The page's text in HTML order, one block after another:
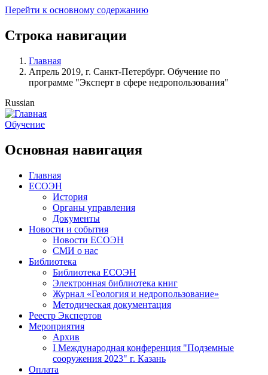
Перейти к основному содержанию
Строка навигации
Главная
Апрель 2019, г. Санкт-Петербург. Обучение по
программе "Эксперт в сфере недропользования"
Russian
Обучение
Основная навигация
Главная
ЕСОЭН
История
Органы управления
Документы
Новости и события
Новости ЕСОЭН
СМИ о нас
Библиотека
Библиотека ЕСОЭН
Электронная библиотека книг
Журнал «Геология и недропользование»
Методическая документация
Реестр Экспертов
Мероприятия
Архив
I Международная конференция "Подземные
сооружения 2023" г. Казань
Оплата